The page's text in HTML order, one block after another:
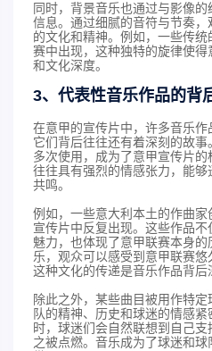
同时，背景音乐也通过与影像
信息。通过细腻的音符与节奏
的文化和精神。例如，一些传
赛中出现，这种独特的旋律使
和文化深度。
3、代表性音乐作品的背
在意甲的宣传片中，许多音乐作
它们背后往往还有着深刻的故
多次使用，成为了意甲宣传片
往往具有强烈的情感张力，能
共鸣。
例如，一些意大利本土的作曲
宣传片中反复出现。这些作品
魅力，也体现了意甲联赛本身
乐，观众可以感受到意甲联赛悠
这种文化的传递是音乐作品背后
除此之外，某些曲目被用作特
队的精神、历史和球迷的情感
时，球迷们会自然联想到自己
之被点燃。音乐成为了球迷和